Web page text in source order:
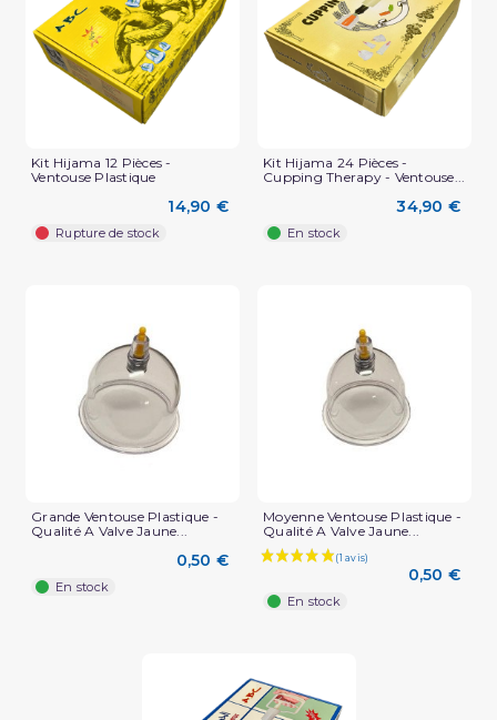
Kit Hijama 12 Pièces -
Ventouse Plastique
14,90 €
Rupture de stock
Kit Hijama 24 Pièces -
Cupping Therapy - Ventouse...
34,90 €
En stock
Grande Ventouse Plastique -
Qualité A Valve Jaune...
0,50 €
En stock
Moyenne Ventouse Plastique -
Qualité A Valve Jaune...
0,50 €
En stock